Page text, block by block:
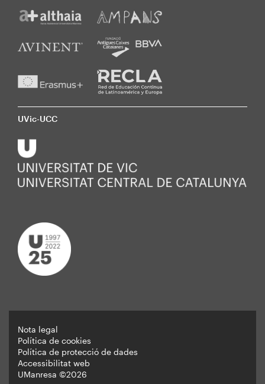
UVic-UCC
Peu
Nota legal
Política de cookies
Política de protecció de dades
Accessibilitat web
UManresa ©2026